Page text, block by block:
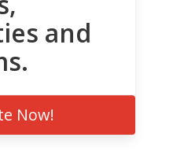
and
Now!